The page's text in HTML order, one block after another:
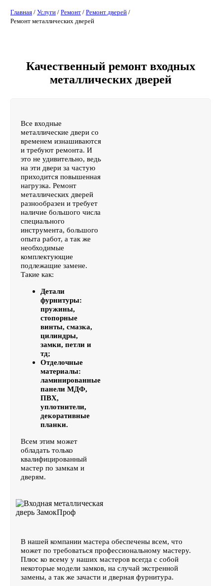
Главная / Услуги / Ремонт / Ремонт дверей /
Ремонт металлических дверей
Качественный ремонт входных
металлических дверей
Все входные
металлические двери со
временем изнашиваются
и требуют ремонта. И
это не удивительно, ведь
на эти двери за частую
приходится повышенная
нагрузка. Ремонт
металлических дверей
разнообразен и требует
наличие большого числа
специального
инструмента, большого
опыта работ, а так же
необходимые
комплектующие
подлежащие замене.
Такие как:
Детали
фурнитуры:
пружины,
стопорные
винты, смазка,
цилиндры,
замки, петли и
тд;
Отделочные
материалы:
ламинированные
панели МДФ,
ПВХ,
уплотнители,
декоративные
планки.
Всем этим может
обладать только
квалифицированный
мастер по замкам и
дверям.
В нашей компании мастера обеспечены всем, что
может по требоваться профессиональному мастеру.
Плюс ко всему у наших мастеров всегда с собой
некоторые модели замков, на случай экстренной
замены, а так же зачасти и дверная фурнитура.